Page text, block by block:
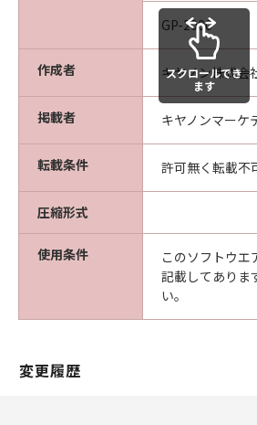
（以下「メディア」と言い
な欠陥がないことを保証し
期間中に「メディア」に物
見された場合には、キヤノ
ア」を交換いたします。
保証の否認・免責
(1) 「本ソフトウエア」は、『
状態で使用許諾されます。キヤ
の関連会社、それらの販売代
は、「本ソフトウエア」に関し
特定の目的への適合性の保証
保証も、明示たると黙示たる
ないものとします。
(2) キヤノン、キヤノンの関連
売代理店及び販売店は、「許
（逸失利益及びその他の派生的
GP-2000
作成者 キヤノン株式会
掲載者 キヤノンマーケ
転載条件 許可無く転載不
圧縮形式
使用条件
このソフトウエ
記載してありま
い。
スクロールでき
ます
変更履歴